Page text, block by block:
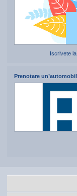
Iscrivete
Prenotare